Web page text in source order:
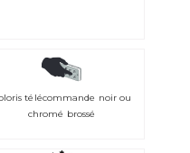
télécommande noir ou
chromé brossé